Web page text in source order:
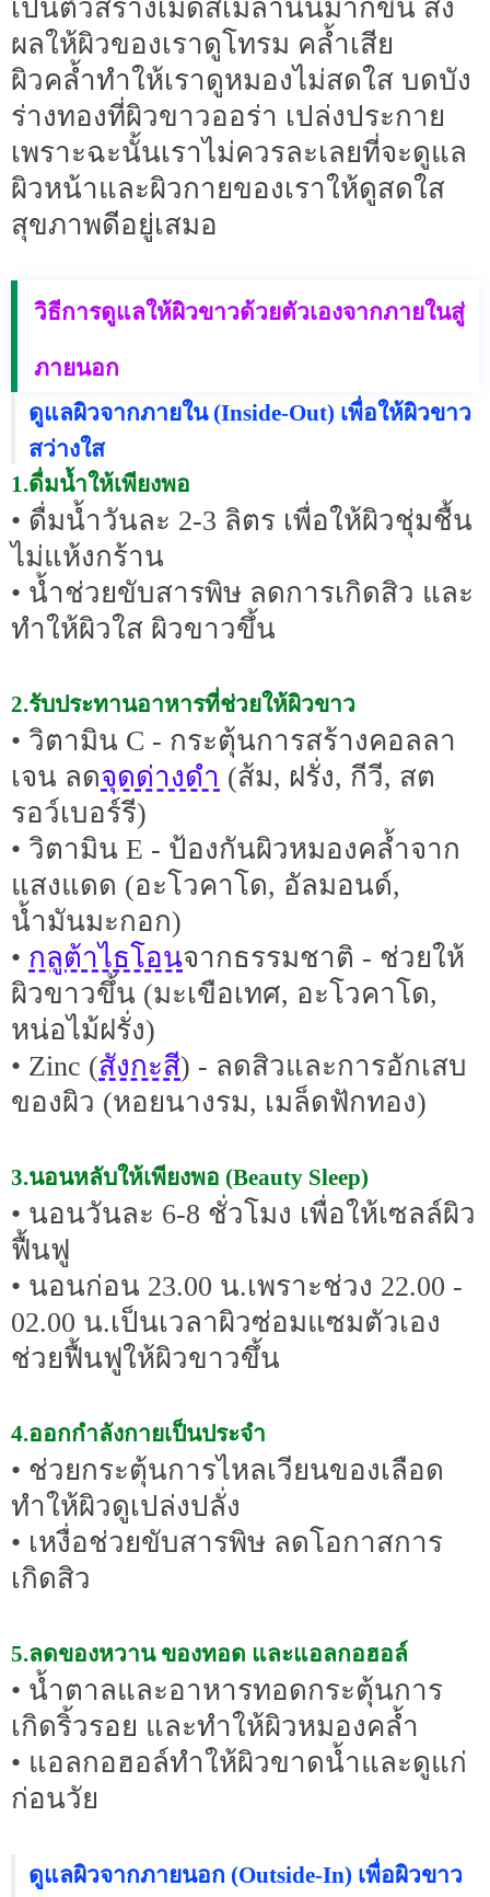
เป็นตัวสร้างเม็ดสีเมลานินมากขึ้น ส่ง
ผลให้ผิวของเราดูโทรม คล้ำเสีย
ผิวคล้ำทำให้เราดูหมองไม่สดใส บดบัง
ร่างทองที่ผิวขาวออร่า เปล่งประกาย
เพราะฉะนั้นเราไม่ควรละเลยที่จะดูแล
ผิวหน้าและผิวกายของเราให้ดูสดใส
สุขภาพดีอยู่เสมอ
วิธีการดูแลให้ผิวขาวด้วยตัวเองจากภายในสู่
ภายนอก
ดูแลผิวจากภายใน (Inside-Out) เพื่อให้ผิวขาว
สว่างใส
1.ดื่มน้ำให้เพียงพอ
• ดื่มน้ำวันละ 2-3 ลิตร เพื่อให้ผิวชุ่มชื้น
ไม่แห้งกร้าน
• น้ำช่วยขับสารพิษ ลดการเกิดสิว และ
ทำให้ผิวใส ผิวขาวขึ้น
2.รับประทานอาหารที่ช่วยให้ผิวขาว
• วิตามิน C - กระตุ้นการสร้างคอลลา
เจน ลดจุดด่างดำ (ส้ม, ฝรั่ง, กีวี, สต
รอว์เบอร์รี)
• วิตามิน E - ป้องกันผิวหมองคล้ำจาก
แสงแดด (อะโวคาโด, อัลมอนด์,
น้ำมันมะกอก)
• กลูต้าไธโอนจากธรรมชาติ - ช่วยให้
ผิวขาวขึ้น (มะเขือเทศ, อะโวคาโด,
หน่อไม้ฝรั่ง)
• Zinc (สังกะสี) - ลดสิวและการอักเสบ
ของผิว (หอยนางรม, เมล็ดฟักทอง)
3.นอนหลับให้เพียงพอ (Beauty Sleep)
• นอนวันละ 6-8 ชั่วโมง เพื่อให้เซลล์ผิว
ฟื้นฟู
• นอนก่อน 23.00 น.เพราะช่วง 22.00 -
02.00 น.เป็นเวลาผิวซ่อมแซมตัวเอง
ช่วยฟื้นฟูให้ผิวขาวขึ้น
4.ออกกำลังกายเป็นประจำ
• ช่วยกระตุ้นการไหลเวียนของเลือด
ทำให้ผิวดูเปล่งปลั่ง
• เหงื่อช่วยขับสารพิษ ลดโอกาสการ
เกิดสิว
5.ลดของหวาน ของทอด และแอลกอฮอล์
• น้ำตาลและอาหารทอดกระตุ้นการ
เกิดริ้วรอย และทำให้ผิวหมองคล้ำ
• แอลกอฮอล์ทำให้ผิวขาดน้ำและดูแก่
ก่อนวัย
ดูแลผิวจากภายนอก (Outside-In) เพื่อผิวขาว